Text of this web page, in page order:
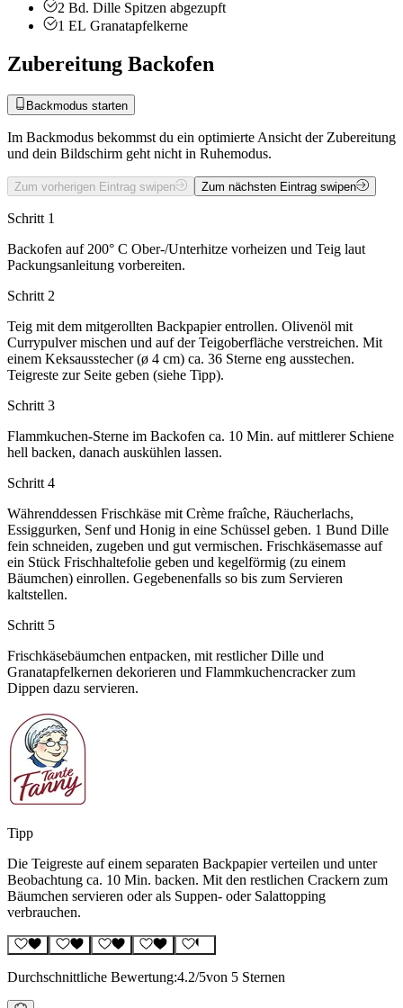
2 Bd. Dille Spitzen abgezupft
1 EL Granatapfelkerne
Zubereitung Backofen
Backmodus starten
Im Backmodus bekommst du ein optimierte Ansicht der Zubereitung
und dein Bildschirm geht nicht in Ruhemodus.
Zum vorherigen Eintrag swipen Zum nächsten Eintrag swipen
Schritt 1
Backofen auf 200° C Ober-/Unterhitze vorheizen und Teig laut
Packungsanleitung vorbereiten.
Schritt 2
Teig mit dem mitgerollten Backpapier entrollen. Olivenöl mit
Currypulver mischen und auf der Teigoberfläche verstreichen. Mit
einem Keksausstecher (ø 4 cm) ca. 36 Sterne eng ausstechen.
Teigreste zur Seite geben (siehe Tipp).
Schritt 3
Flammkuchen-Sterne im Backofen ca. 10 Min. auf mittlerer Schiene
hell backen, danach auskühlen lassen.
Schritt 4
Währenddessen Frischkäse mit Crème fraîche, Räucherlachs,
Essiggurken, Senf und Honig in eine Schüssel geben. 1 Bund Dille
fein schneiden, zugeben und gut vermischen. Frischkäsemasse auf
ein Stück Frischhaltefolie geben und kegelförmig (zu einem
Bäumchen) einrollen. Gegebenenfalls so bis zum Servieren
kaltstellen.
Schritt 5
Frischkäsebäumchen entpacken, mit restlicher Dille und
Granatapfelkernen dekorieren und Flammkuchencracker zum
Dippen dazu servieren.
Tipp
Die Teigreste auf einem separaten Backpapier verteilen und unter
Beobachtung ca. 10 Min. backen. Mit den restlichen Crackern zum
Bäumchen servieren oder als Suppen- oder Salattopping
verbrauchen.
Durchschnittliche Bewertung:4.2/5von 5 Sternen